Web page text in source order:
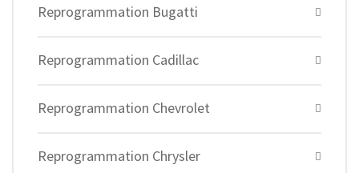
Reprogrammation Bugatti
Reprogrammation Cadillac
Reprogrammation Chevrolet
Reprogrammation Chrysler